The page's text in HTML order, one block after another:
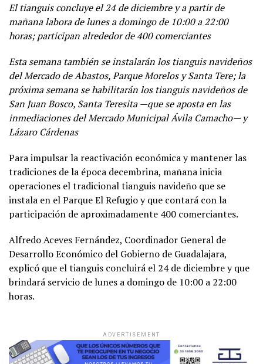
El tianguis concluye el 24 de diciembre y a partir de
mañana labora de lunes a domingo de 10:00 a 22:00
horas; participan alrededor de 400 comerciantes
Esta semana también se instalarán los tianguis navideños
del Mercado de Abastos, Parque Morelos y Santa Tere; la
próxima semana se habilitarán los tianguis navideños de
San Juan Bosco, Santa Teresita —que se aposta en las
inmediaciones del Mercado Municipal Ávila Camacho— y
Lázaro Cárdenas
Para impulsar la reactivación económica y mantener las
tradiciones de la época decembrina, mañana inicia
operaciones el tradicional tianguis navideño que se
instala en el Parque El Refugio y que contará con la
participación de aproximadamente 400 comerciantes.
Alfredo Aceves Fernández, Coordinador General de
Desarrollo Económico del Gobierno de Guadalajara,
explicó que el tianguis concluirá el 24 de diciembre y que
brindará servicio de lunes a domingo de 10:00 a 22:00
horas.
ADVERTISEMENT